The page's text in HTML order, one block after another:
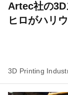
Artec社の3D
ヒロがハリ
3D Printing